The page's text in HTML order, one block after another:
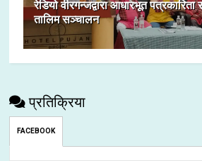
रेडियो वीरगन्जद्वारा आधारभूत
तालिम सञ्चालन
प्रतिक्रिया
FACEBOOK